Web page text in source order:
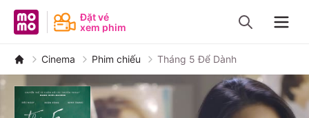
MoMo - Ứng dụng tài chính
Đặt vé
xem phim
Cinema Phim chiếu Tháng 5 Để Dành